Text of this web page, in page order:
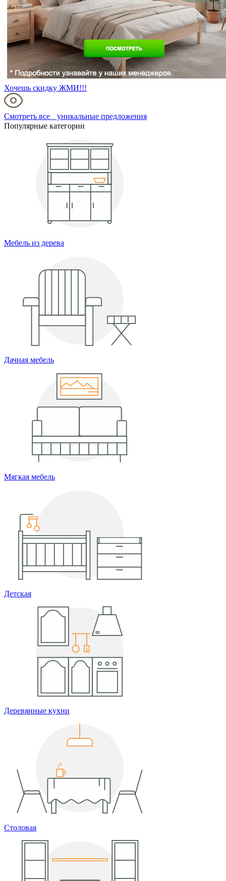
Хочешь скидку ЖМИ!!!
Смотреть все уникальные предложения
Популярные категории
Мебель из дерева
Дачная мебель
Мягкая мебель
Детская
Деревянные кухни
Столовая